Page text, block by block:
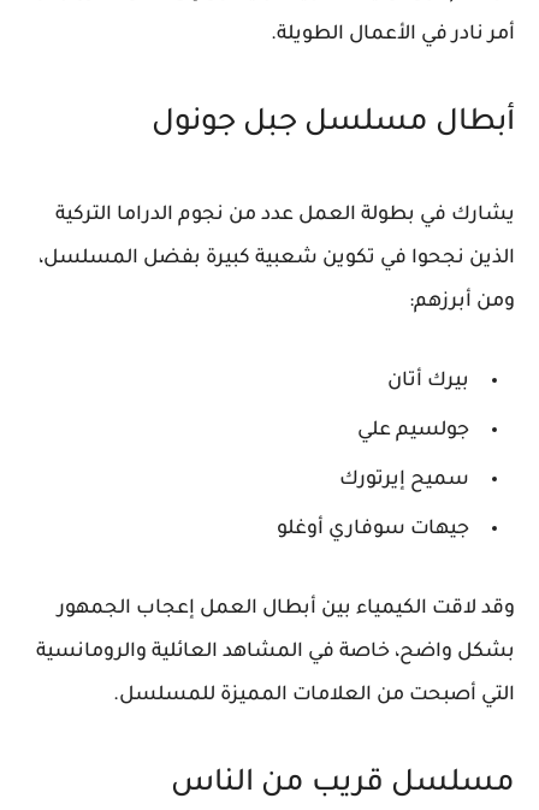
أمر نادر في الأعمال الطويلة.
أبطال مسلسل جبل جونول
يشارك في بطولة العمل عدد من نجوم الدراما التركية
الذين نجحوا في تكوين شعبية كبيرة بفضل المسلسل،
ومن أبرزهم:
بيرك أتان
جولسيم علي
سميح إيرتورك
جيهات سوفاري أوغلو
وقد لاقت الكيمياء بين أبطال العمل إعجاب الجمهور
بشكل واضح، خاصة في المشاهد العائلية والرومانسية
التي أصبحت من العلامات المميزة للمسلسل.
مسلسل قريب من الناس